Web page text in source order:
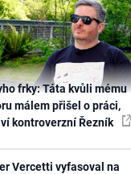
frky: Táta kvůli mému
málem přišel o práci,
kontroverzní Řezník
Vercetti vyfasoval na